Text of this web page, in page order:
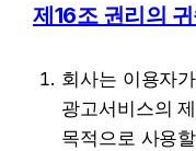
제16조 권리의
회사는 이용자
광고서비스의
목적으로 사용